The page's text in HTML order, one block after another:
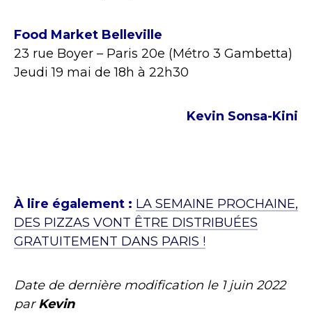
Food Market Belleville
23 rue Boyer – Paris 20e (Métro 3 Gambetta)
Jeudi 19 mai de 18h à 22h30
Kevin Sonsa-Kini
À lire également : LA SEMAINE PROCHAINE,
DES PIZZAS VONT ÊTRE DISTRIBUÉES
GRATUITEMENT DANS PARIS !
Date de dernière modification le 1 juin 2022
parKevin